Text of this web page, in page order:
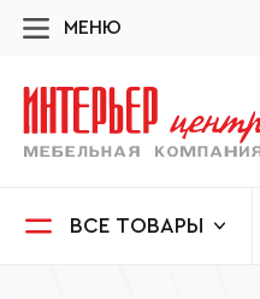
МЕНЮ
ВСЕ ТОВАРЫ